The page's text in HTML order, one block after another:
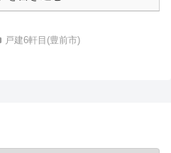
戸建6軒目(豊前市)